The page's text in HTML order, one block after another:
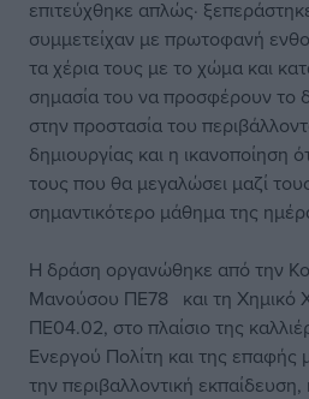
επιτεύχθηκε απλώς·
συμμετείχαν με πρωτοφανή
τα χέρια τους με το χώμα και
σημασία του να προσφέρουν το
στην προστασία του
δημιουργίας και η ικανοποίηση
τους που θα μεγαλώσει μαζί
σημαντικότερο μάθημα της
Η δράση οργανώθηκε από την
Μανούσου ΠΕ78 και τη Χημικό
ΠΕ04.02, στο πλαίσιο της
Ενεργού Πολίτη και της
την περιβαλλοντική